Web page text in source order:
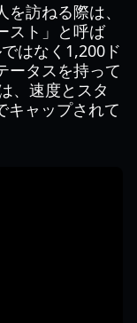
訪ねる際は、
スト」と呼ば
はなく1,200ド
ータスを持って
、速度とスタ
キャップされて